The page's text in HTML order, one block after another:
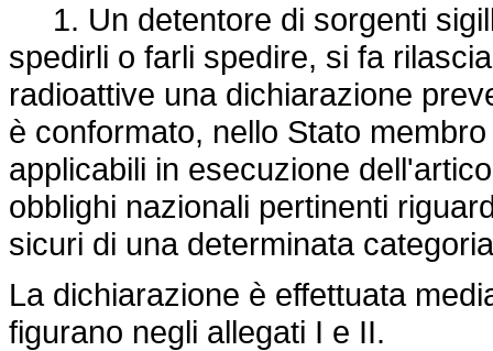
1. Un detentore di sorgenti
spedirli o farli spedire, si fa
radioattive una dichiarazione
è conformato, nello Stato
applicabili in esecuzione
obblighi nazionali pertinenti
sicuri di una determinata
La dichiarazione è effettuata
figurano negli allegati I e II.